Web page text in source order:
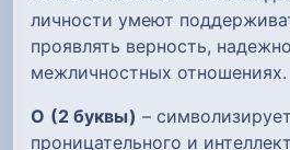
личности умеют
проявлять верность,
межличностных отношениях.
О (2 буквы) –
проницательного и